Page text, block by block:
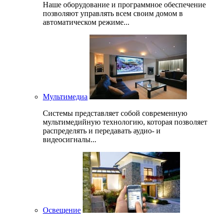
Наше оборудование и программное обеспечение
позволяют управлять всем своим домом в
автоматическом режиме...
Мультимедиа
Системы представляет собой современную
мультимедийную технологию, которая позволяет
распределять и передавать аудио- и
видеосигналы...
Освещение